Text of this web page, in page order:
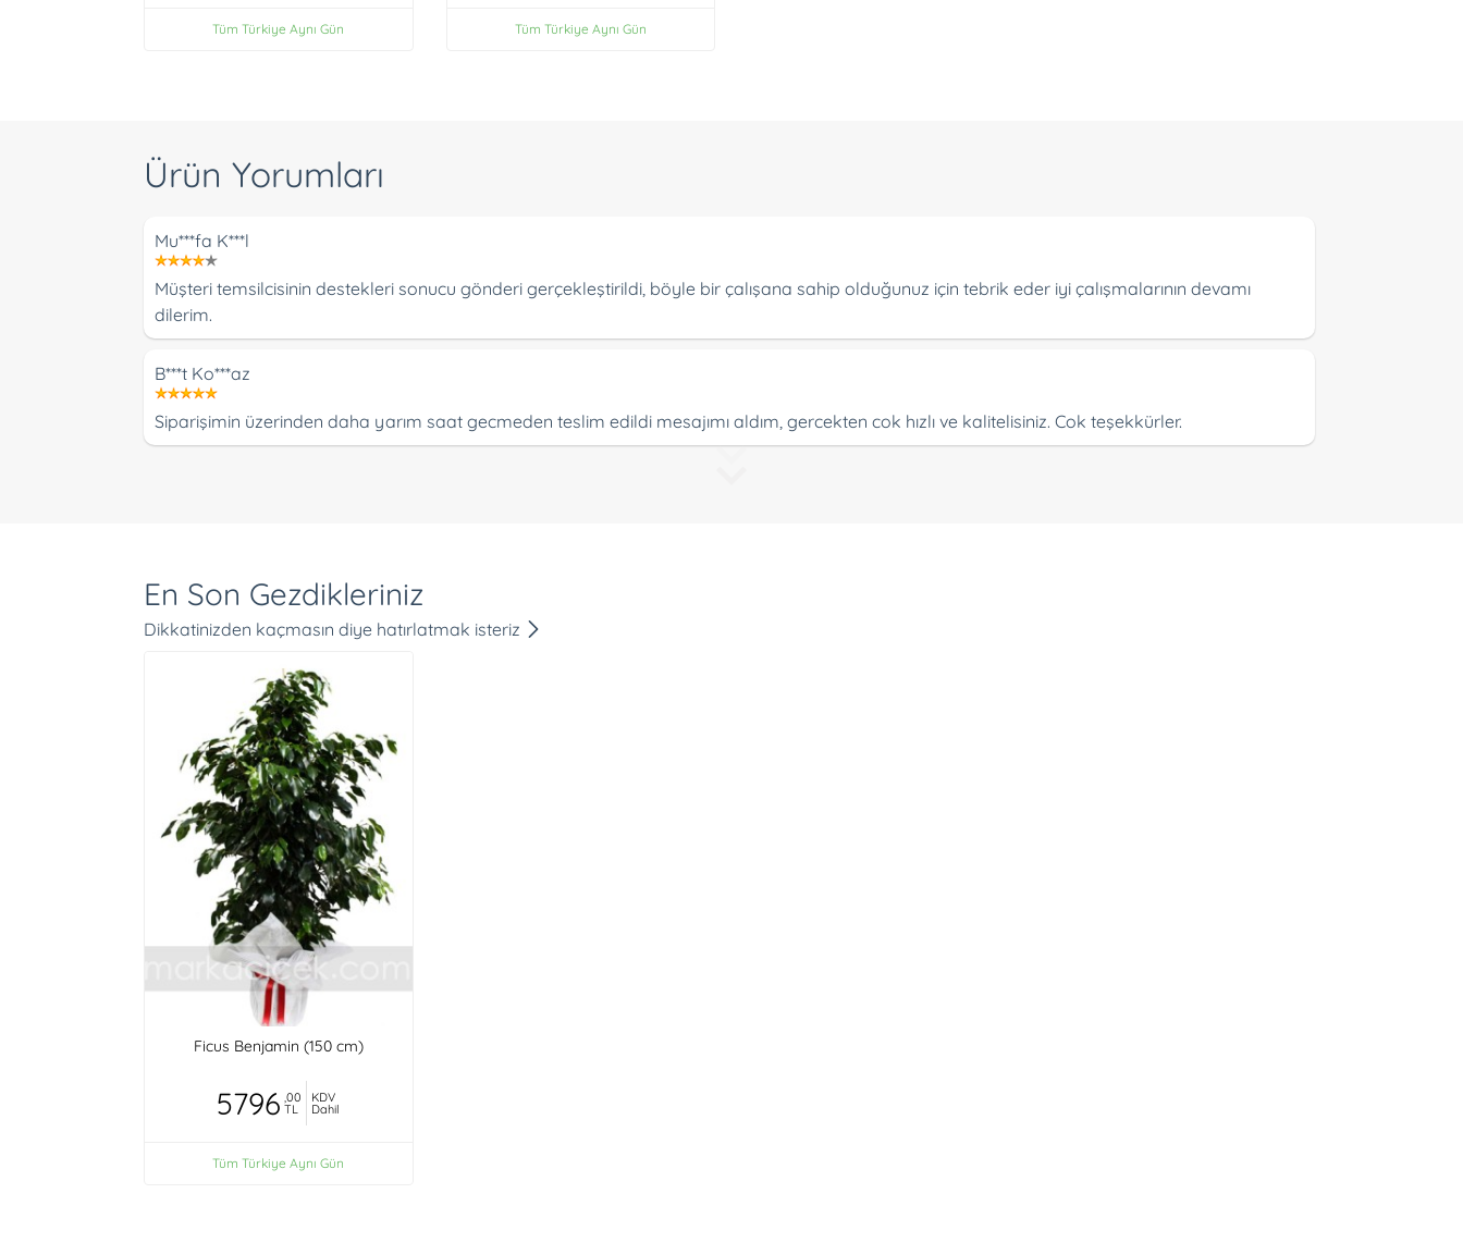
Tüm Türkiye Aynı Gün Tüm Türkiye Aynı Gün
Ürün Yorumları
Mu***fa K***l
Müşteri temsilcisinin destekleri sonucu gönderi gerçekleştirildi, böyle bir çalışana sahip olduğunuz için tebrik eder iyi çalışmalarının devamı
dilerim.
B***t Ko***az
Siparişimin üzerinden daha yarım saat gecmeden teslim edildi mesajımı aldım, gercekten cok hızlı ve kalitelisiniz. Cok teşekkürler.
En Son Gezdikleriniz
Dikkatinizden kaçmasın diye hatırlatmak isteriz
Ficus Benjamin (150 cm)
5796 ,00
TL
KDV
Dahil
Tüm Türkiye Aynı Gün